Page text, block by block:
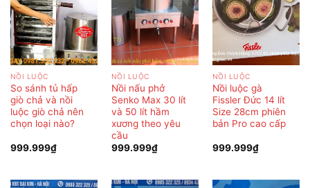
NỒI LUỘC
So sánh tủ hấp
giò chả và nồi
luộc giò chả nên
chọn loại nào?
999.999₫
NỒI LUỘC
Nồi nấu phở
Senko Max 30 lít
và 50 lít hầm
xương theo yêu
cầu
999.999₫
NỒI LUỘC
Nồi luộc gà
Fissler Đức 14 lít
Size 28cm phiên
bản Pro cao cấp
999.999₫